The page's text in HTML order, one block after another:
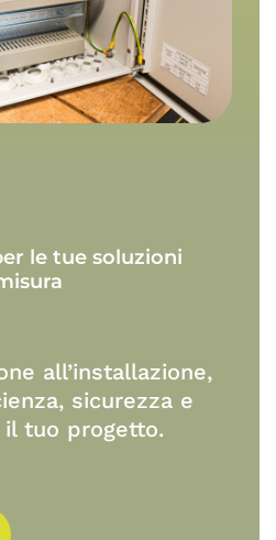
le tue soluzioni
all’installazione,
sicurezza e
tuo progetto.